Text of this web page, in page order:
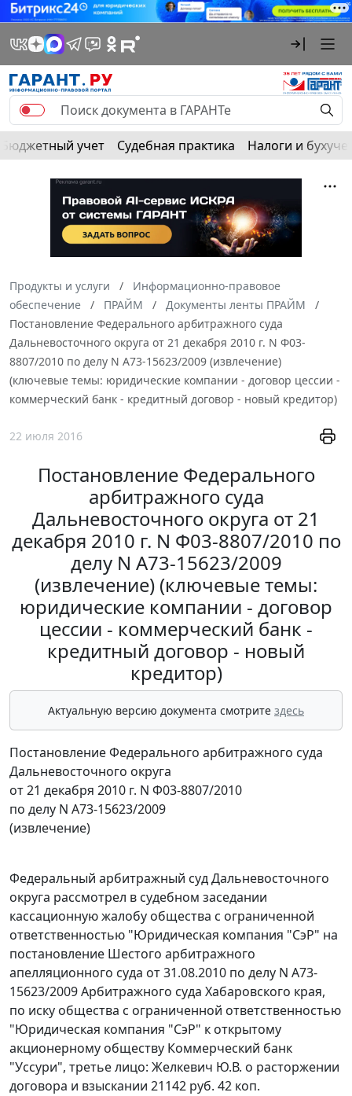
Бюджетный учет Судебная практика Налоги и
Продукты и услуги
Информационно-правовое
обеспечение
ПРАЙМ
Документы ленты ПРАЙМ
Постановление Федерального арбитражного суда
Дальневосточного округа от 21 декабря 2010 г. N Ф03-
8807/2010 по делу N А73-15623/2009 (извлечение)
(ключевые темы: юридические компании - договор цессии -
коммерческий банк - кредитный договор - новый кредитор)
22 июля 2016
Постановление Федерального
арбитражного суда
Дальневосточного округа от 21
декабря 2010 г. N Ф03-8807/2010 по
делу N А73-15623/2009
(извлечение) (ключевые темы:
юридические компании - договор
цессии - коммерческий банк -
кредитный договор - новый
кредитор)
Актуальную версию документа смотрите здесь
Постановление Федерального арбитражного суда
Дальневосточного округа
от 21 декабря 2010 г. N Ф03-8807/2010
по делу N А73-15623/2009
(извлечение)
Федеральный арбитражный суд Дальневосточного
округа рассмотрел в судебном заседании
кассационную жалобу общества с ограниченной
ответственностью "Юридическая компания "СэР" на
постановление Шестого арбитражного
апелляционного суда от 31.08.2010 по делу N А73-
15623/2009 Арбитражного суда Хабаровского края,
по иску общества с ограниченной ответственностью
"Юридическая компания "СэР" к открытому
акционерному обществу Коммерческий банк
"Уссури", третье лицо: Желкевич Ю.В. о расторжении
договора и взыскании 21142 руб. 42 коп.